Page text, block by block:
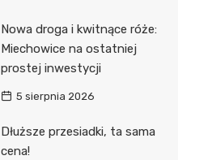
Nowa droga i kwitnące róże:
Miechowice na ostatniej
prostej inwestycji
5 sierpnia 2026
Dłuższe przesiadki, ta sama
cena!